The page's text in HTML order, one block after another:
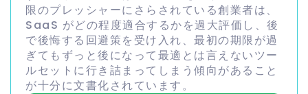
限のプレッシャーにさらされている創業者は、
SaaS がどの程度適合するかを過大評価し、後
で後悔する回避策を受け入れ、最初の期限が過
ぎてもずっと後になって最適とは言えないツー
ルセットに行き詰まってしまう傾向があること
が十分に文書化されています。